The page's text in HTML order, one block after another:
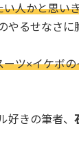
い人かと思い
るせなさに
ーツ×イケボ
きの筆者、